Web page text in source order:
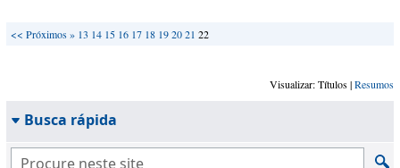
<< Próximos » 13 14 15 16 17 18 192021 22
Visualizar: Títulos |Resumos
Busca rápida